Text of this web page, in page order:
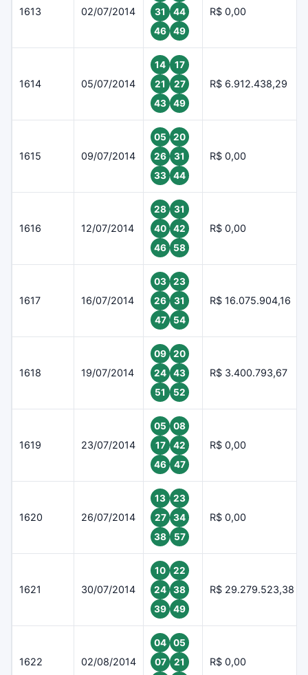
1613 02/07/2014
31
44
46
49
R$ 0,00
1614 05/07/2014
14
17
21
27
43
49
R$ 6.912.438,29
1615 09/07/2014
05
20
26
31
33
44
R$ 0,00
1616 12/07/2014
28
31
40
42
46
58
R$ 0,00
1617 16/07/2014
03
23
26
31
47
54
R$ 16.075.904,16
1618 19/07/2014
09
20
24
43
51
52
R$ 3.400.793,67
1619 23/07/2014
05
08
17
42
46
47
R$ 0,00
1620 26/07/2014
13
23
27
34
38
57
R$ 0,00
1621 30/07/2014
10
22
24
38
39
49
R$ 29.279.523,38
1622 02/08/2014
04
05
07
21
R$ 0,00